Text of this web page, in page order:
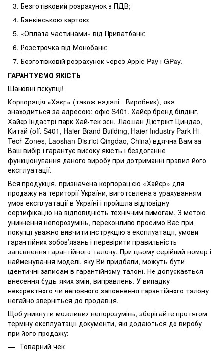
Безготівковий розрахунок з ПДВ;
Банківською картою;
«Оплата частинами» від Приватбанк;
Розстрочка від Монобанк;
Безготівковій розрахунок через Apple Pay і GPay.
ГАРАНТУЄМО ЯКІСТЬ
Шановні покупці!
Корпорація «Хаєр» (також надалі - Виробник), яка
знаходиться за адресою: офіс S401, Хайєр бренд білдінг,
Хайєр Індастрі парк Хай-тек зон, Лаошан Дістрікт Циндао,
Китай (off. S401, Haier Brand Building, Haier Industry Park Hi-
Tech Zones, Laoshan District Qingdao, China) вдячна Вам за
Ваш вибір і гарантує високу якість і бездоганне
функціонування даного виробу при дотриманні правил його
експлуатації.
Вся продукція, призначена корпорацією «Хайєр» для
продажу на території України, виготовлена з урахуванням
умов експлуатації в Україні і пройшла відповідну
сертифікацію на відповідність технічним вимогам. З метою
уникнення непорозумінь, переконливо просимо Вас при
покупці уважно вивчити інструкцію з експлуатації, умови
гарантійних зобов’язань і перевірити правильність
заповнення гарантійного талону. При цьому серійний номер і
найменування моделі, яку Ви придбали, можуть бути
ідентичні записам в гарантійному талоні. Не допускається
внесення будь-яких змін, виправлень. У випадку
некоректного чи неповного заповнення гарантійного талону
негайно зверніться до продавця.
Щоб уникнути можливих непорозумінь, зберігайте протягом
терміну експлуатації документи, які додаються до виробу
при його продажу:
Товарний чек